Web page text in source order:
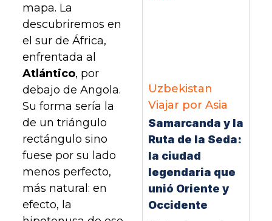
mapa. La
descubriremos en
el sur de África,
enfrentada al
Atlántico, por
debajo de Angola.
Su forma sería la
de un triángulo
rectángulo sino
fuese por su lado
menos perfecto,
más natural: en
efecto, la
Uzbekistan
Viajar por Asia
Samarcanda y la
Ruta de la Seda:
la ciudad
legendaria que
unió Oriente y
Occidente